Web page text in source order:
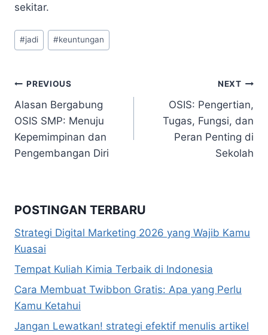
sekitar.
Post
Tags:
#jadi #keuntungan
Navigasi
pos
PREVIOUS
Alasan Bergabung
OSIS SMP: Menuju
Kepemimpinan dan
Pengembangan Diri
NEXT
OSIS: Pengertian,
Tugas, Fungsi, dan
Peran Penting di
Sekolah
POSTINGAN TERBARU
Strategi Digital Marketing 2026 yang Wajib Kamu
Kuasai
Tempat Kuliah Kimia Terbaik di Indonesia
Cara Membuat Twibbon Gratis: Apa yang Perlu
Kamu Ketahui
Jangan Lewatkan! strategi efektif menulis artikel